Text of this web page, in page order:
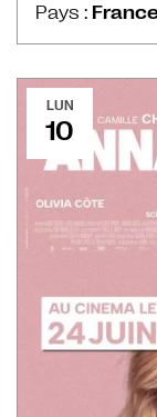
Pays :
LUN
10